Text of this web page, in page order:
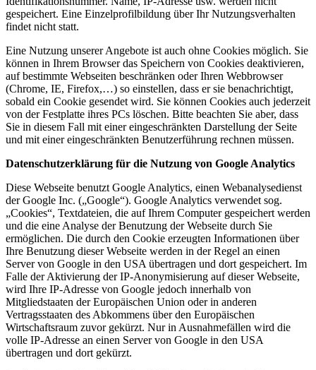
gespeichert. Eine Einzelprofilbildung über Ihr Nutzungsverhalten
findet nicht statt.
Eine Nutzung unserer Angebote ist auch ohne Cookies möglich. Sie
können in Ihrem Browser das Speichern von Cookies deaktivieren,
auf bestimmte Webseiten beschränken oder Ihren Webbrowser
(Chrome, IE, Firefox,…) so einstellen, dass er sie benachrichtigt,
sobald ein Cookie gesendet wird. Sie können Cookies auch jederzeit
von der Festplatte ihres PCs löschen. Bitte beachten Sie aber, dass
Sie in diesem Fall mit einer eingeschränkten Darstellung der Seite
und mit einer eingeschränkten Benutzerführung rechnen müssen.
Datenschutzerklärung für die Nutzung von Google Analytics
Diese Webseite benutzt Google Analytics, einen Webanalysedienst
der Google Inc. („Google“). Google Analytics verwendet sog.
„Cookies“, Textdateien, die auf Ihrem Computer gespeichert werden
und die eine Analyse der Benutzung der Webseite durch Sie
ermöglichen. Die durch den Cookie erzeugten Informationen über
Ihre Benutzung dieser Webseite werden in der Regel an einen
Server von Google in den USA übertragen und dort gespeichert. Im
Falle der Aktivierung der IP-Anonymisierung auf dieser Webseite,
wird Ihre IP-Adresse von Google jedoch innerhalb von
Mitgliedstaaten der Europäischen Union oder in anderen
Vertragsstaaten des Abkommens über den Europäischen
Wirtschaftsraum zuvor gekürzt. Nur in Ausnahmefällen wird die
volle IP-Adresse an einen Server von Google in den USA
übertragen und dort gekürzt.